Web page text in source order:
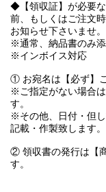
◆【領収証】が必要
前、もしくはご注文
お知らせ下さいませ。
※通常、納品書のみ添
※インボイス対応
① お宛名は【必ず】
※ご指定がない場合
す。
※その他、日付・但
記載・作製致します。
② 領収書の発行は【
す。